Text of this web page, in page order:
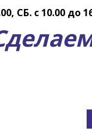
СБ. с 10.00 до